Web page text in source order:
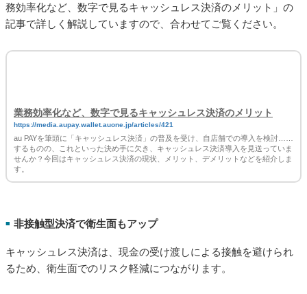
務効率化など、数字で見るキャッシュレス決済のメリット」の
記事で詳しく解説していますので、合わせてご覧ください。
するものの、これといった決め手に欠き、キャッシュレス決済導入を見送っていま
せんか？今回はキャッシュレス決済の現状、メリット、デメリットなどを紹介しま
す。
キャッシュレス決済は、現金の受け渡しによる接触を避けられ
また、レジでの現金の受け渡しに比べて、決済がスピーディー